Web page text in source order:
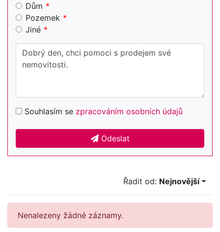
Dům
Pozemek
Jiné
Souhlasím se zpracováním osobních údajů
Odeslat
Řadit od: Nejnovější
Nenalezeny žádné záznamy.